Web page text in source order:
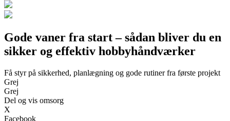
Gode vaner fra start – sådan bliver du en
sikker og effektiv hobbyhåndværker
Få styr på sikkerhed, planlægning og gode rutiner fra første projekt
Grej
Grej
Del og vis omsorg
X
Facebook